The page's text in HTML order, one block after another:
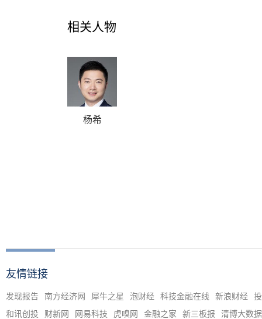
相关人物
杨希
友情链接
发现报告 南方经济网 犀牛之星 泡财经 科技金融在线 新浪财经
和讯创投
财新网 网易科技 虎嗅网 金融之家 新三板报 清博大数据